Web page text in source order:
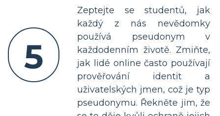
5
Zeptejte se studentů, jak
každý z nás nevědomky
používá pseudonym v
každodenním životě. Zmiňte,
jak lidé online často používají
prověřování identit a
uživatelských jmen, což je typ
pseudonymu. Řekněte jim, že